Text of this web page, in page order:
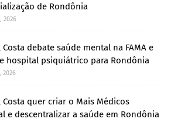
de Rondônia
2026
Costa debate saúde mental na FAMA e
hospital psiquiátrico para Rondônia
2026
Costa quer criar o Mais Médicos
e descentralizar a saúde em Rondônia